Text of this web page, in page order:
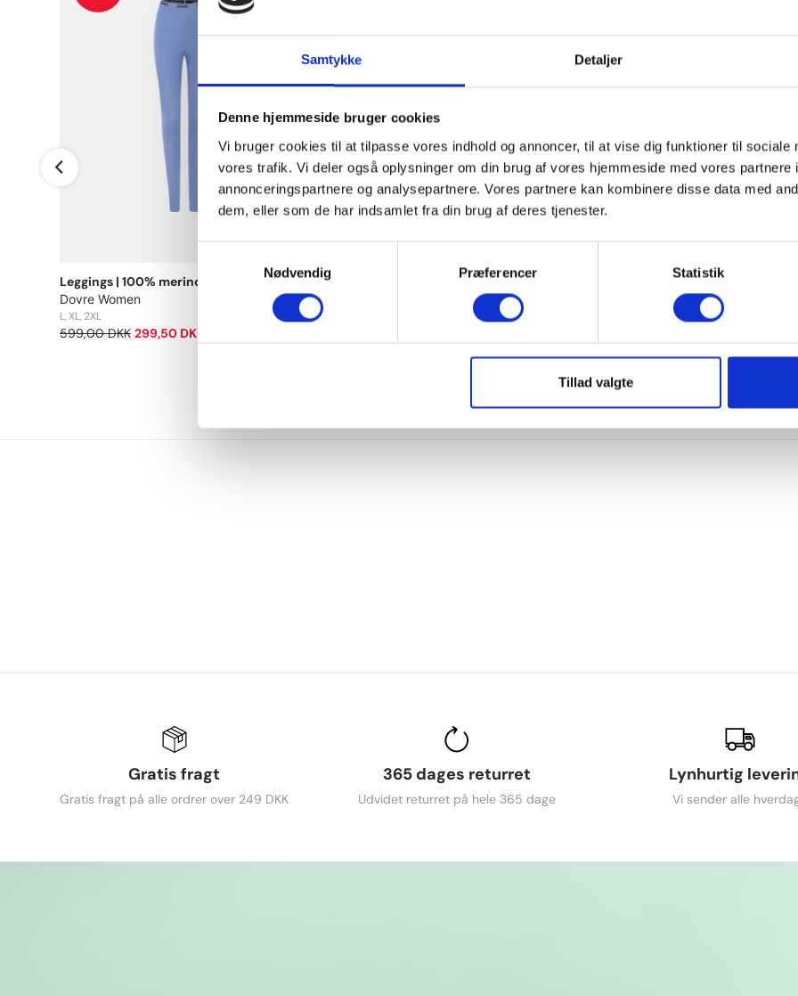
Samtykke Detaljer
Denne hjemmeside bruger cookies
Vi bruger cookies til at tilpasse vores indhold og annoncer, til at vise dig funktioner til sociale
vores trafik. Vi deler også oplysninger om din brug af vores hjemmeside med vores partnere
annonceringspartnere og analysepartnere. Vores partnere kan kombinere disse data med
dem, eller som de har indsamlet fra din brug af deres tjenester.
Nødvendig
Præferencer Statistik
Tillad valgte
Leggings | 100% merino uld | Blå
Dovre Women
L XL 2XL
599,00 DKK 299,50 DKK
Lange underbukser | 100% uld | Grå
Langærmet t-shirt | 100%
Dovre Women
Gratis fragt
Gratis fragt på alle ordrer over 249 DKK
365 dages returret
Udvidet returret på hele 365 dage
Lynhurtig
Vi sender alle